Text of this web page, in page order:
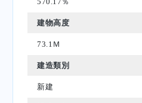
建物高度
73.1Ｍ
建造類別
新建